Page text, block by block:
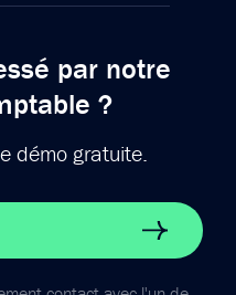
par notre
?
démo gratuite.